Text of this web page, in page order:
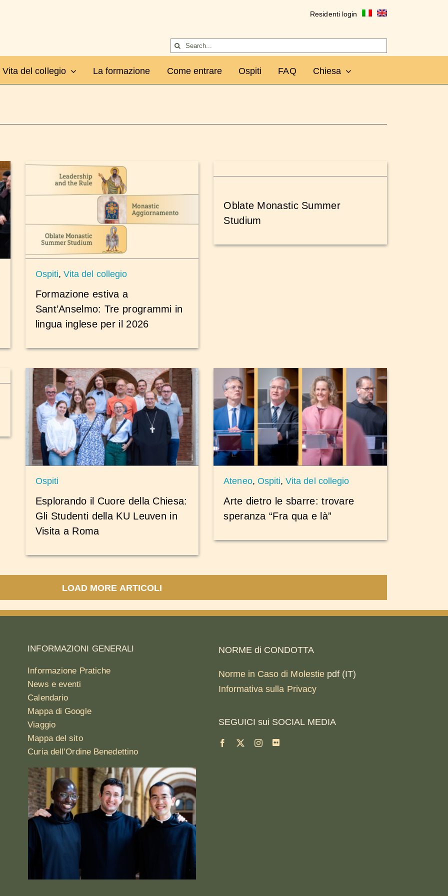
Residenti login
Cerca
per:
Vita del collegio La formazione Come entrare Ospiti FAQ Chiesa
Ospiti,Vita del collegio
Formazione estiva a
Sant’Anselmo: Tre programmi in
lingua inglese per il 2026
Oblate Monastic Summer
Studium
Ospiti
Esplorando il Cuore della Chiesa:
Gli Studenti della KU Leuven in
Visita a Roma
Ateneo, Ospiti,Vita del collegio
Arte dietro le sbarre: trovare
speranza “Fra qua e là”
LOAD MORE ARTICOLI
INFORMAZIONI GENERALI
Informazione Pratiche
News e eventi
Calendario
Mappa di Google
Viaggio
Mappa del sito
Curia dell’Ordine Benedettino
NORME di CONDOTTA
Norme in Caso di Molestiepdf (IT)
Informativa sulla Privacy
SEGUICI sui SOCIAL MEDIA